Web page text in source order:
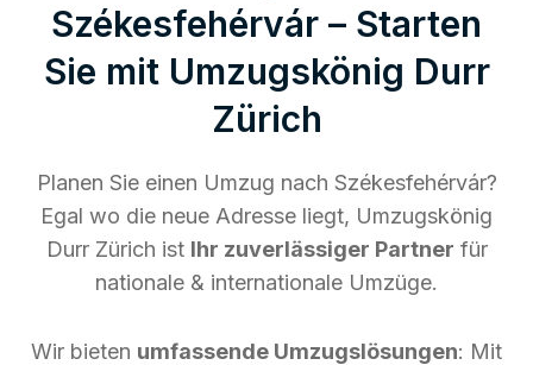
Székesfehérvár – Starten
Sie mit Umzugskönig Durr
Zürich
Planen Sie einen Umzug nach Székesfehérvár?
Egal wo die neue Adresse liegt, Umzugskönig
Durr Zürich ist Ihr zuverlässiger Partner für
nationale & internationale Umzüge.
Wir bieten umfassende Umzugslösungen: Mit